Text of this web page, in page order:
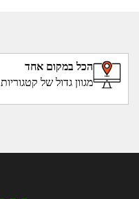
הכל במקום אחד
מגוון גדול של קטגוריות